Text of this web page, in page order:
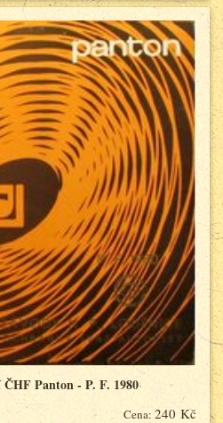
Panton - P. F. 1980
Cena: 240 Kč